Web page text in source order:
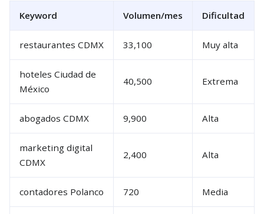
Keyword Volumen/mes Dificultad
restaurantes CDMX 33,100 Muy alta
hoteles Ciudad de
México
40,500 Extrema
abogados CDMX 9,900 Alta
marketing digital
CDMX
2,400 Alta
contadores Polanco 720 Media